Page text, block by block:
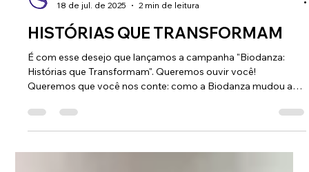
Equipa Antonio Sarpe
18 de jul. de 2025
2 min de leitura
HISTÓRIAS QUE TRANSFORMAM
É com esse desejo que lançamos a campanha "Biodanza:
Queremos que você nos conte: como a Biodanza mudou a
sua vida?